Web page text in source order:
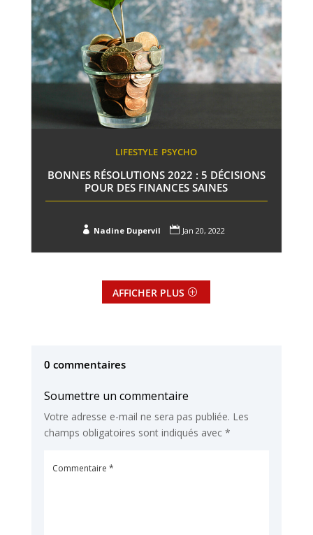
LIFESTYLE PSYCHO
BONNES RÉSOLUTIONS 2022 : 5 DÉCISIONS
POUR DES FINANCES SAINES
 Nadine Dupervil  Jan 20, 2022
AFFICHER PLUS
0 commentaires
Soumettre un commentaire
Votre adresse e-mail ne sera pas publiée. Les
champs obligatoires sont indiqués avec *